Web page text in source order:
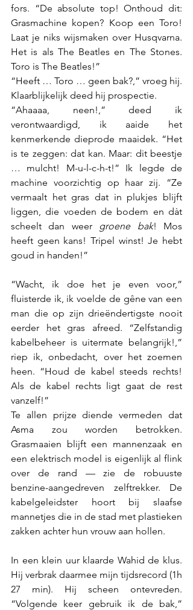
fors. “De absolute top! Onthoud dit:
Grasmachine kopen? Koop een Toro!
Laat je niks wijsmaken over Husqvarna.
Het is als The Beatles en The Stones.
Toro is The Beatles!”
“Heeft … Toro … geen bak?,” vroeg hij.
Klaarblijkelijk deed hij prospectie.
“Ahaaaa, neen!,” deed ik
verontwaardigd, ik aaide het
kenmerkende dieprode maaidek. “Het
is te zeggen: dat kan. Maar: dit beestje
… mulcht! M-u-l-c-h-t!” Ik legde de
machine voorzichtig op haar zij. “Ze
vermaalt het gras dat in plukjes blijft
liggen, die voeden de bodem en dàt
scheelt dan weer groene bak! Mos
heeft geen kans! Tripel winst! Je hebt
goud in handen!”
“Wacht, ik doe het je even voor,”
fluisterde ik, ik voelde de gêne van een
man die op zijn drieëndertigste nooit
eerder het gras afreed. “Zelfstandig
kabelbeheer is uitermate belangrijk!,”
riep ik, onbedacht, over het zoemen
heen. “Houd de kabel steeds rechts!
Als de kabel rechts ligt gaat de rest
vanzelf!”
Te allen prijze diende vermeden dat
Asma zou worden betrokken.
Grasmaaien blijft een mannenzaak en
een elektrisch model is eigenlijk al flink
over de rand — zie de robuuste
benzine-aangedreven zelftrekker. De
kabelgeleidster hoort bij slaafse
mannetjes die in de stad met plastieken
zakken achter hun vrouw aan hollen.
In een klein uur klaarde Wahid de klus.
Hij verbrak daarmee mijn tijdsrecord (1h
27 min). Hij scheen ontevreden.
“Volgende keer gebruik ik de bak,”